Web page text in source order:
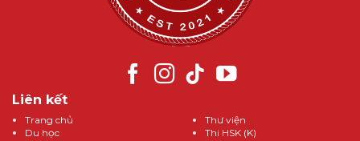
Liên kết
Trang chủ
Du học
Thư viện
Thi HSK (K)